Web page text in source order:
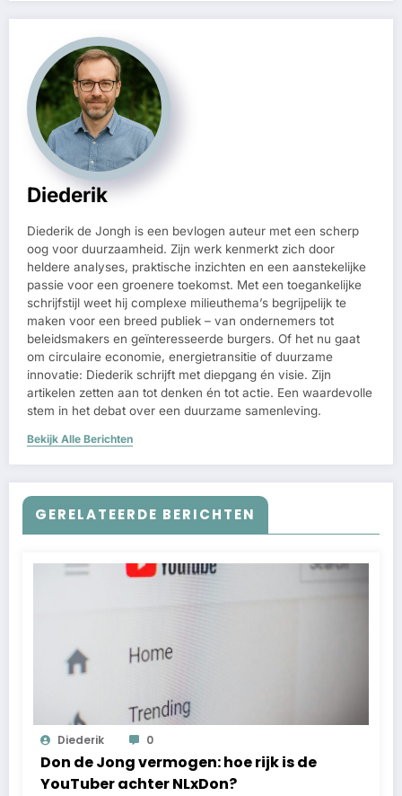
Diederik
Diederik de Jongh is een bevlogen auteur met een scherp
oog voor duurzaamheid. Zijn werk kenmerkt zich door
heldere analyses, praktische inzichten en een aanstekelijke
passie voor een groenere toekomst. Met een toegankelijke
schrijfstijl weet hij complexe milieuthema’s begrijpelijk te
maken voor een breed publiek – van ondernemers tot
beleidsmakers en geïnteresseerde burgers. Of het nu gaat
om circulaire economie, energietransitie of duurzame
innovatie: Diederik schrijft met diepgang én visie. Zijn
artikelen zetten aan tot denken én tot actie. Een waardevolle
stem in het debat over een duurzame samenleving.
Bekijk Alle Berichten
GERELATEERDE BERICHTEN
Diederik 0
Don de Jong vermogen: hoe rijk is de
YouTuber achter NLxDon?